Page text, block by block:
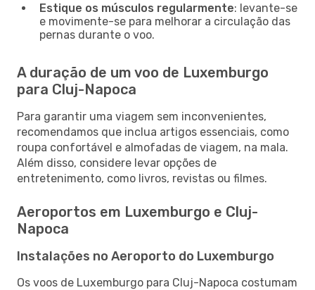
Estique os músculos regularmente: levante-se
e movimente-se para melhorar a circulação das
pernas durante o voo.
A duração de um voo de Luxemburgo
para Cluj-Napoca
Para garantir uma viagem sem inconvenientes,
recomendamos que inclua artigos essenciais, como
roupa confortável e almofadas de viagem, na mala.
Além disso, considere levar opções de
entretenimento, como livros, revistas ou filmes.
Aeroportos em Luxemburgo e Cluj-
Napoca
Instalações no Aeroporto do Luxemburgo
Os voos de Luxemburgo para Cluj-Napoca costumam